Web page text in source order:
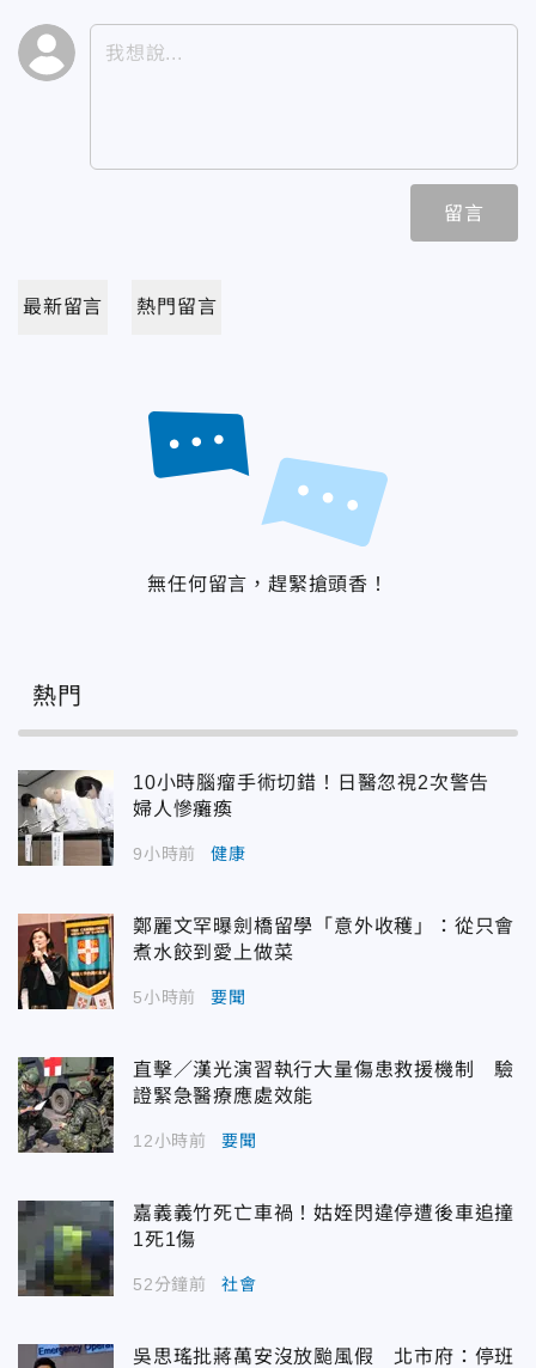
留言
最新留言 熱門留言
無任何留言，趕緊搶頭香！
熱門
10小時腦瘤手術切錯！日醫忽視2次警告
婦人慘癱瘓
9小時前 健康
鄭麗文罕曝劍橋留學「意外收穫」：從只會
煮水餃到愛上做菜
5小時前 要聞
直擊／漢光演習執行大量傷患救援機制 驗
證緊急醫療應處效能
12小時前 要聞
嘉義義竹死亡車禍！姑姪閃違停遭後車追撞
1死1傷
52分鐘前 社會
吳思瑤批蔣萬安沒放颱風假 北市府：停班